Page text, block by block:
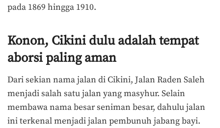
pada 1869 hingga 1910.
Konon, Cikini dulu adalah tempat
aborsi paling aman
Dari sekian nama jalan di Cikini, Jalan Raden Saleh
menjadi salah satu jalan yang masyhur. Selain
membawa nama besar seniman besar, dahulu jalan
ini terkenal menjadi jalan pembunuh jabang bayi.